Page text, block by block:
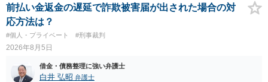
は法に触れる可能性もあります。 ＞100万を支払わず穏便に和解する
ことは可能でしょうか？ →一般的には難しいです。相談者さんも１０
０万円の被害を受けたとして、１円も払わないで和解したいと言われ
たら、 できるだけ重い刑罰を与えて欲しい、と思われるのではない
でしょうか。 ＞弁護士さんに入ってもらうことで支払額が下がること
はありますか？ そこはあり得ます、ただ、弁護士費用かけるならその
分賠償に回すことも考えられるので、 兼ね合いは考えてみましょう。
前払い金返金の遅延で詐欺被害届が出された場合の対
応方法は？
#個人・プライベート #刑事裁判
2026年8月5日
借金・債務整理に強い弁護士
白井 弘昭 弁護士